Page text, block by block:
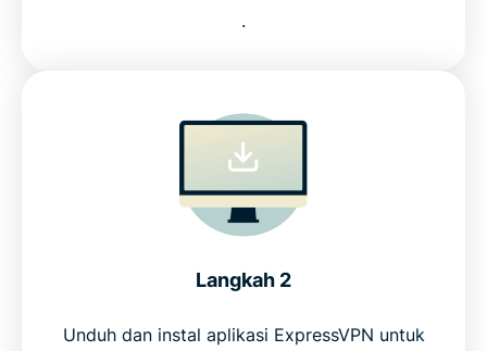
.
Langkah 2
Unduh dan instal aplikasi ExpressVPN untuk